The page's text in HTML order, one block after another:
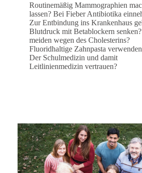
Routinemäßig Mammographien
lassen? Bei Fieber Antibiotika
Zur Entbindung ins Krankenhaus
Blutdruck mit Betablockern
meiden wegen des Cholesterins?
Fluoridhaltige Zahnpasta
Der Schulmedizin und damit
Leitlinienmedizin vertrauen?